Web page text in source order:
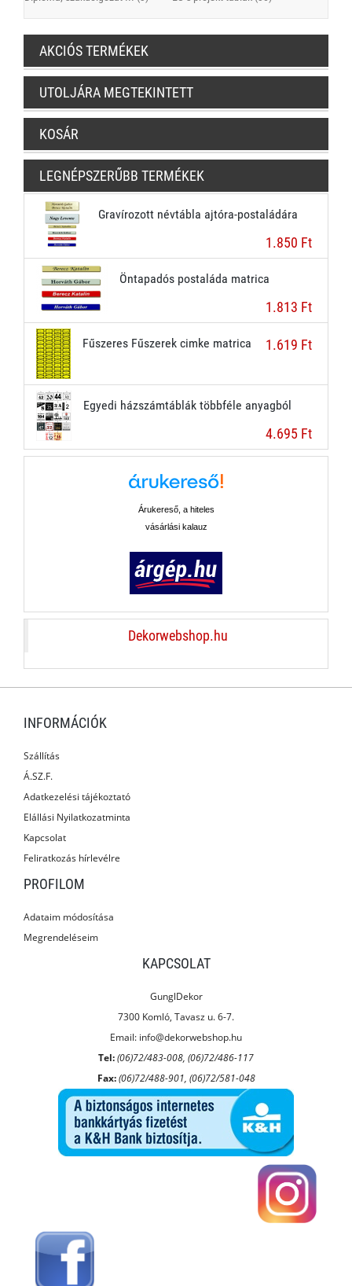
AKCIÓS TERMÉKEK
UTOLJÁRA MEGTEKINTETT
KOSÁR
LEGNÉPSZERŰBB TERMÉKEK
Gravírozott névtábla ajtóra-postaládára
1.850 Ft
Öntapadós postaláda matrica
1.813 Ft
Fűszeres Fűszerek cimke matrica 1.619 Ft
Egyedi házszámtáblák többféle anyagból
4.695 Ft
Árukereső, a hiteles
vásárlási kalauz
Dekorwebshop.hu
INFORMÁCIÓK
Szállítás
Á.SZ.F.
Adatkezelési tájékoztató
Elállási Nyilatkozatminta
Kapcsolat
Feliratkozás hírlevélre
PROFILOM
Adataim módosítása
Megrendeléseim
KAPCSOLAT
GunglDekor
7300 Komló, Tavasz u. 6-7.
Email: info@dekorwebshop.hu
Tel:(06)72/483-008, (06)72/486-117
Fax: (06)72/488-901, (06)72/581-048